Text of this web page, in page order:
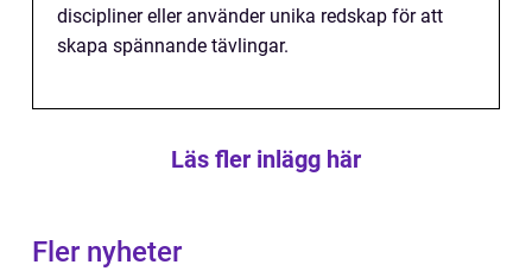
discipliner eller använder unika redskap för att
skapa spännande tävlingar.
Läs fler inlägg här
Fler nyheter